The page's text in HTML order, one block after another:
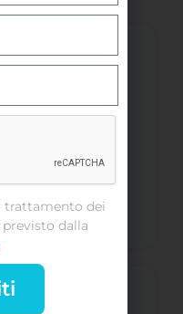
riconosciuta
trattamento dei
dalla